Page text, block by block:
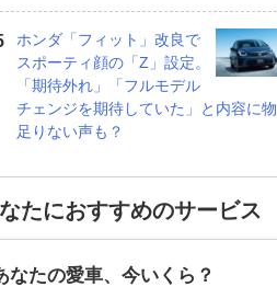
ホンダ「フィット」改良で
スポーティ顔の「Z」設定。
「期待外れ」「フルモデル
チェンジを期待していた」と内容に物
足りない声も？
たにおすすめのサービス
なたの愛車、今いくら？